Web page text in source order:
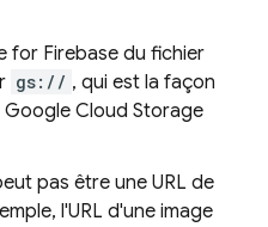
for Firebase du fichier
gs:// , qui est la façon
Google Cloud Storage
pas être une URL de
l'URL d'une image